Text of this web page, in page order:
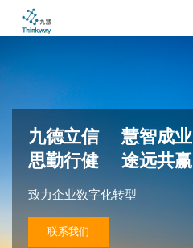
九德立信 慧智成业
思勤行健 途远共赢
致力企业数字化转型
联系我们